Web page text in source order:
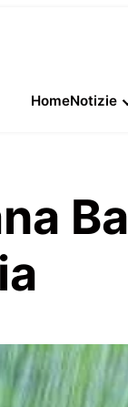
HomeNotizie